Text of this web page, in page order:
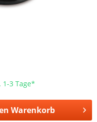
3 Tage*
Warenkorb